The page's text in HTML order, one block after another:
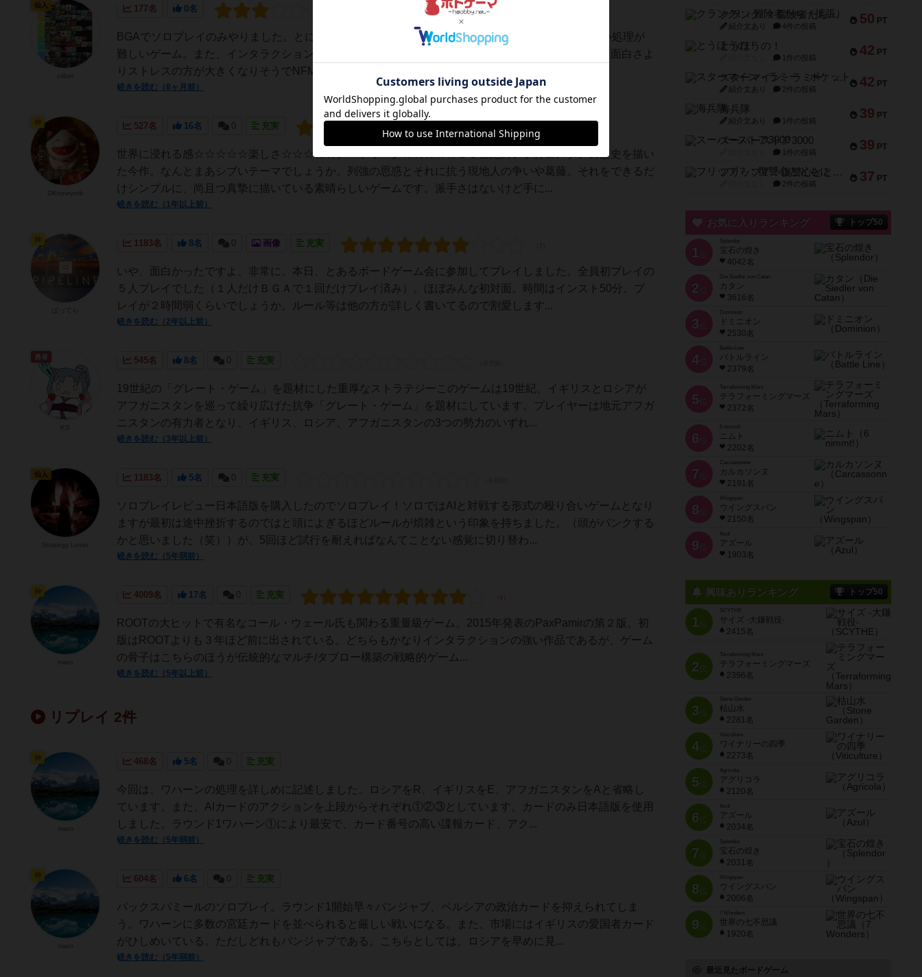
177名 0名
BGAでソロプレイのみやりました。とにかくまずは処理が難しい、ルールが難しいってよりは細かい処理が
難しいゲーム。また、インタラクションがあまりにバチバチ。転覆ルールがエグ過ぎて…個人的には面白さよ
りストレスの方が大きくなりそうでNFMでしたが、好きな人は好きだと思うのでぜひ...
続きを読む（8ヶ月前）
仙人
527名 16名 0 充実
世界に浸れる感☆☆☆☆☆楽しさ☆☆☆☆★アートワーク☆☆☆☆☆１９世紀のアフガニスタンの歴史を描い
た今作。なんとまあシブいテーマでしょうか。列強の思惑とそれに抗う現地人の争いや葛藤。それをできるだ
けシンプルに、尚且つ真摯に描いている素晴らしいゲームです。派手さはないけど手に...
続きを読む（1年以上前）
1183名 8名 0 画像 充実
いや、面白かったですよ、非常に。本日、とあるボードゲーム会に参加してプレイしました。全員初プレイの
５人プレイでした（１人だけＢＧＡで１回だけプレイ済み）。ほぼみんな初対面。時間はインスト50分、プ
レイが２時間弱くらいでしょうか。ルール等は他の方が詳しく書いてるので割愛します...
続きを読む（2年以上前）
545名 8名 0 充実
19世紀の「グレート・ゲーム」を題材にした重厚なストラテジーこのゲームは19世紀、イギリスとロシアが
アフガニスタンを巡って繰り広げた抗争「グレート・ゲーム」を題材にしています。プレイヤーは地元アフガ
ニスタンの有力者となり、イギリス、ロシア、アフガニスタンの3つの勢力のいずれ...
続きを読む（3年以上前）
勇者
1183名 5名 0 充実
ソロプレイレビュー日本語版を購入したのでソロプレイ！ソロではAIと対戦する形式の殴り合いゲームとなり
ますが最初は途中挫折するのではと頭によぎるほどルールが煩雑という印象を持ちました。（頭がパンクする
かと思いました（笑））が、5回ほど試行を耐えればなんてことない感覚に切り替わ...
続きを読む（5年弱前）
仙人
4009名 17名 0 充実
ROOTの大ヒットで有名なコール・ウェール氏も関わる重量級ゲーム。2015年発表のPaxPamirの第２版。初
版はROOTよりも３年ほど前に出されている。どちらもかなりインタラクションの強い作品であるが、ゲーム
の骨子はこちらのほうが伝統的なマルチ/タブロー構築の戦略的ゲーム...
続きを読む（5年以上前）
リプレイ 2件
468名 5名 0 充実
今回は、ワハーンの処理を詳しめに記述しました。ロシアをR、イギリスをE、アフガニスタンをAと省略し
ています。また、AIカードのアクションを上段からそれぞれ①②③としています。カードのみ日本語版を使用
しました。ラウンド1ワハーン①により最安で、カード番号の高い諜報カード、アク...
続きを読む（5年弱前）
604名 6名 0 充実
パックスパミールのソロプレイ。ラウンド1開始早々パンジャブ、ペルシアの政治カードを抑えられてしま
う。ワハーンに多数の宮廷カードを並べられると厳しい戦いになる。また、市場にはイギリスの愛国者カード
がひしめいている。ただしどれもパンジャブである。こちらとしては、ロシアを早めに見...
続きを読む（5年弱前）
50 PT
クランク! ：冒険者たち（拡張）
紹介文あり 4件の投稿
42 PT
とうほうの！
1件の投稿
42 PT
スターマイン・ラミー ポケット
紹介文あり 2件の投稿
39 PT
海兵隊
紹介文あり 1件の投稿
39 PT
スーパーストア3000
1件の投稿
37 PT
フリップ７：復讐心とともに
2件の投稿
お気に入りランキング トップ50
1 位
宝石の煌き
4042名
2 位
Die Siedler von Catan
カタン
3616名
3 位
ドミニオン
2530名
4位
Battle Line
バトルライン
2379名
5 位
Terraforming Mars
テラフォーミングマーズ
2372名
6 位
ニムト
2202名
7 位
Carcassonne
カルカソンヌ
2191名
8 位
Wingspan
ウイングスパン
2150名
9 位
Azul
アズール
1903名
興味ありランキング トップ50
1位
SCYTHE
サイズ -大鎌戦役-
2415名
2位
Terraforming Mars
テラフォーミングマーズ
2396名
3位
Stone Garden
枯山水
2281名
4位
Viticulture
ワイナリーの四季
2273名
5位
Agricola
アグリコラ
2120名
6位
Azul
アズール
2034名
7位
宝石の煌き
2031名
8位
Wingspan
ウイングスパン
2006名
9位
7 Wonders
世界の七不思議
1920名
最近見たボードゲーム